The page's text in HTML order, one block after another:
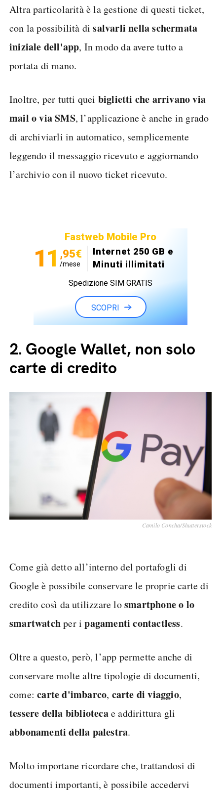
Altra particolarità è la gestione di questi ticket,
con la possibilità disalvarli nella schermata
iniziale dell'app, In modo da avere tutto a
portata di mano.
Inoltre, per tutti quei biglietti che arrivano via
mail o via SMS, l’applicazione è anche in grado
di archiviarli in automatico, semplicemente
leggendo il messaggio ricevuto e aggiornando
l’archivio con il nuovo ticket ricevuto.
Fastweb Mobile Pro
11 ,95€
/mese
Internet 250 GB e
Minuti illimitati
Spedizione SIM GRATIS
SCOPRI
2. Google Wallet, non solo
carte di credito
Camilo Concha/Shutterstock
Come già detto all’interno del portafogli di
Google è possibile conservare le proprie carte di
credito così da utilizzare losmartphone o lo
smartwatchper ipagamenti contactless.
Oltre a questo, però, l’app permette anche di
conservare molte altre tipologie di documenti,
come:carted'imbarco, carte diviaggio,
tessere della bibliotecae addirittura gli
abbonamentidella palestra.
Molto importane ricordare che, trattandosi di
documenti importanti, è possibile accedervi